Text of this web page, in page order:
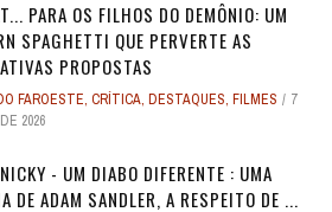
PARA OS FILHOS DO DEMÔNIO: UM
SPAGHETTI QUE PERVERTE AS
PROPOSTAS
FAROESTE, CRÍTICA, DESTAQUES, FILMES
7
2026
- UM DIABO DIFERENTE : UMA
DE ADAM SANDLER, A RESPEITO DE ...